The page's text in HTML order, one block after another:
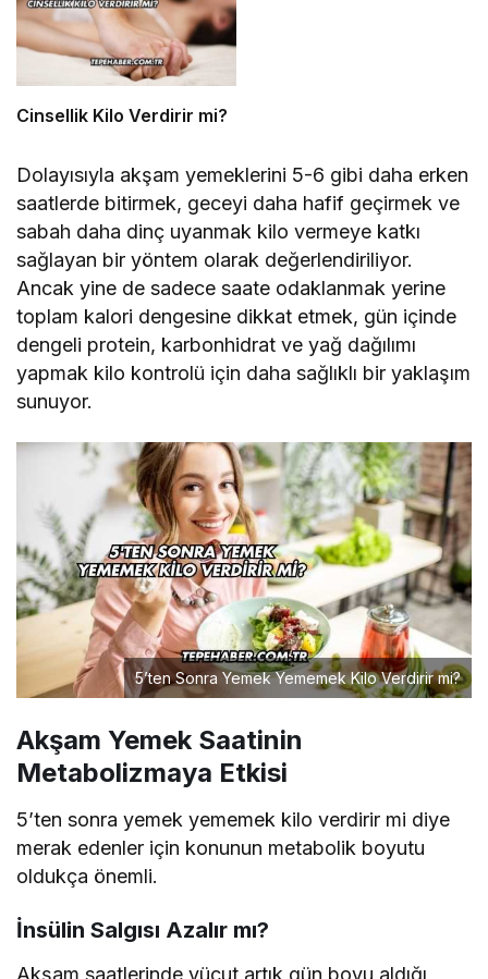
Cinsellik Kilo Verdirir mi?
Dolayısıyla akşam yemeklerini 5-6 gibi daha erken
saatlerde bitirmek, geceyi daha hafif geçirmek ve
sabah daha dinç uyanmak kilo vermeye katkı
sağlayan bir yöntem olarak değerlendiriliyor.
Ancak yine de sadece saate odaklanmak yerine
toplam kalori dengesine dikkat etmek, gün içinde
dengeli protein, karbonhidrat ve yağ dağılımı
yapmak kilo kontrolü için daha sağlıklı bir yaklaşım
sunuyor.
5’ten Sonra Yemek Yememek Kilo Verdirir mi?
Akşam Yemek Saatinin
Metabolizmaya Etkisi
5’ten sonra yemek yememek kilo verdirir mi diye
merak edenler için konunun metabolik boyutu
oldukça önemli.
İnsülin Salgısı Azalır mı?
Akşam saatlerinde vücut artık gün boyu aldığı